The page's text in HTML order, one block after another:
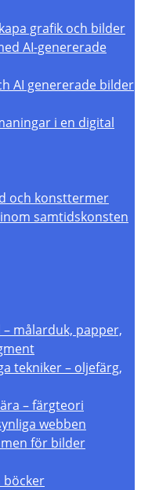
grafik och bilder
AI-genererade
AI genererade bilder
i en digital
och konsttermer
samtidskonsten
målarduk, papper,
tekniker – oljefärg,
– färgteori
webben
för bilder
böcker